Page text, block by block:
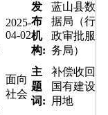
2025-
04-02
发
布
机
构:
蓝山县数
据局（行
政审批服
务局）
面向
社会
主
题
词:
补偿收回
国有建设
用地